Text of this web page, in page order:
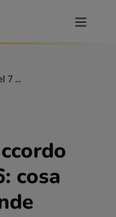
AI Act Omnibus, accordo del 7 maggio 2026: cosa cambia per le aziende italiane
cosa